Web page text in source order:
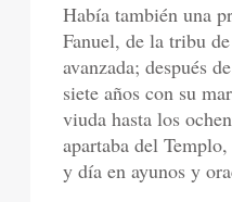
Había también una
Fanuel, de la tribu
avanzada; después
siete años con su
viuda hasta los
apartaba del
y día en ayunos y